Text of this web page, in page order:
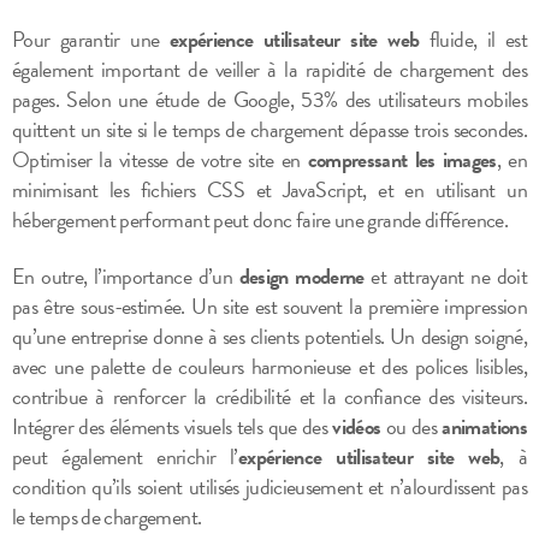
Pour garantir une expérience utilisateur site webfluide, il est
également important de veiller à la rapidité de chargement des
pages. Selon une étude de Google, 53% des utilisateurs mobiles
quittent un site si le temps de chargement dépasse trois secondes.
Optimiser la vitesse de votre site en compressant les images, en
minimisant les fichiers CSS et JavaScript, et en utilisant un
hébergement performant peut donc faire une grande différence.
En outre, l’importance d’un design moderneet attrayant ne doit
pas être sous-estimée. Un site est souvent la première impression
qu’une entreprise donne à ses clients potentiels. Un design soigné,
avec une palette de couleurs harmonieuse et des polices lisibles,
contribue à renforcer la crédibilité et la confiance des visiteurs.
Intégrer des éléments visuels tels que desvidéosou desanimations
peut également enrichir l’expérience utilisateur site web, à
condition qu’ils soient utilisés judicieusement et n’alourdissent pas
le temps de chargement.